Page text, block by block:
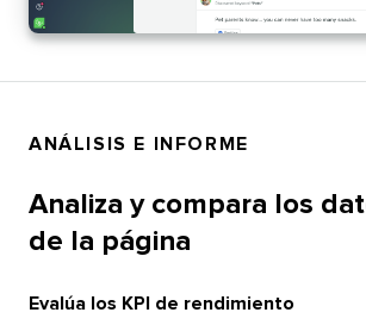
ANÁLISIS E INFORME​​
Analiza y compara los
de la página​​
Evalúa los KPI de rendimiento​​